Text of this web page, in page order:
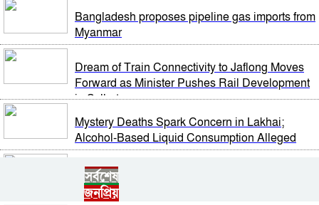
Bangladesh proposes pipeline gas imports from
Myanmar
Dream of Train Connectivity to Jaflong Moves
Forward as Minister Pushes Rail Development
in Sylhet
Mystery Deaths Spark Concern in Lakhai;
Alcohol-Based Liquid Consumption Alleged
NCP Leaders Barred from Entering Habiganj
Amid Section 144 Restrictions, Complaint Filed
সর্বশেষ
জনপ্রিয়